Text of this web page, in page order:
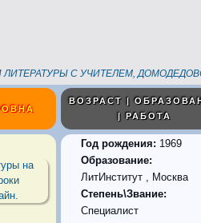
ЛИТЕРАТУРЫ С УЧИТЕЛЕМ,
ВОЗРАСТ |
| РАБОТА
Год рождения: 1969
Образование:
ЛитИнститут , Москва
Степень\Звание:
Специалист